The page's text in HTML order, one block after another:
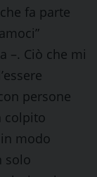
fa parte
–. Ciò che mi
persone
colpito
modo
solo